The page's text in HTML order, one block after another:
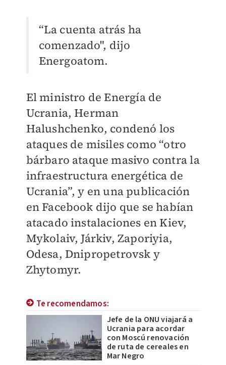
“La cuenta atrás ha
comenzado", dijo
Energoatom.
El ministro de Energía de
Ucrania, Herman
Halushchenko, condenó los
ataques de misiles como “otro
bárbaro ataque masivo contra la
infraestructura energética de
Ucrania”, y en una publicación
en Facebook dijo que se habían
atacado instalaciones en Kiev,
Mykolaiv, Járkiv, Zaporiyia,
Odesa, Dnipropetrovsk y
Zhytomyr.
Te recomendamos:
Jefe de la ONU viajará a
Ucrania para acordar
con Moscú renovación
de ruta de cereales en
Mar Negro